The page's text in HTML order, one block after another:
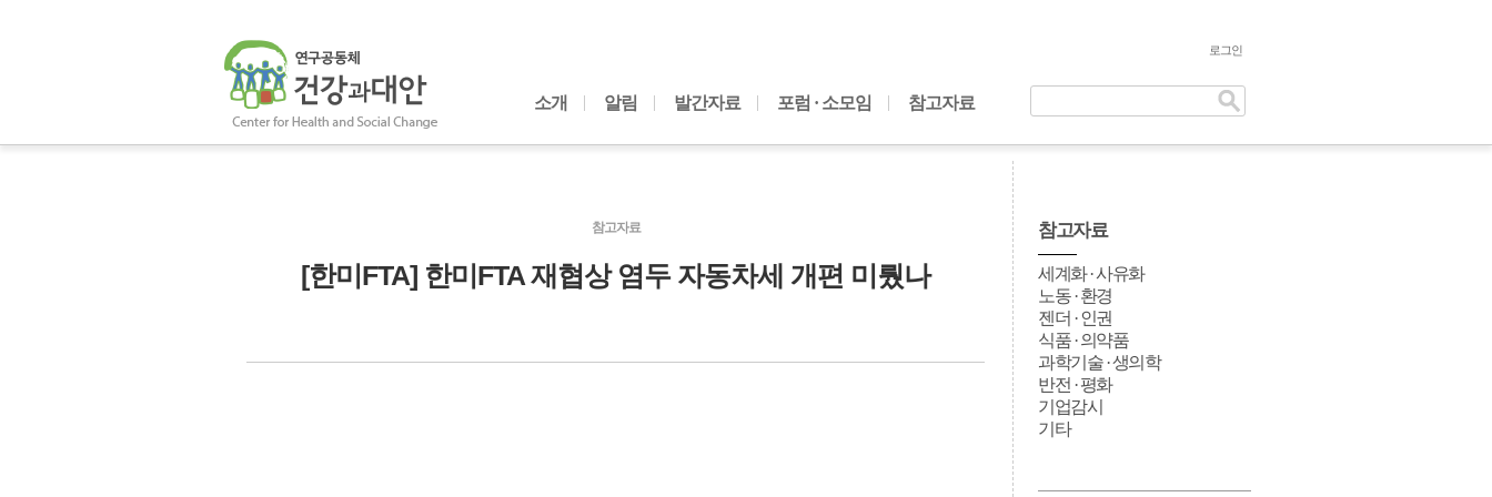
소개 알림 발간자료 포럼 · 소모임 참고자료
로그인
참고자료
[한미FTA] 한미FTA 재협상 염두 자동차세 개편 미뤘나
참고자료
세계화 · 사유화
노동 · 환경
젠더 · 인권
식품 · 의약품
과학기술 · 생의학
반전 · 평화
기업감시
기타